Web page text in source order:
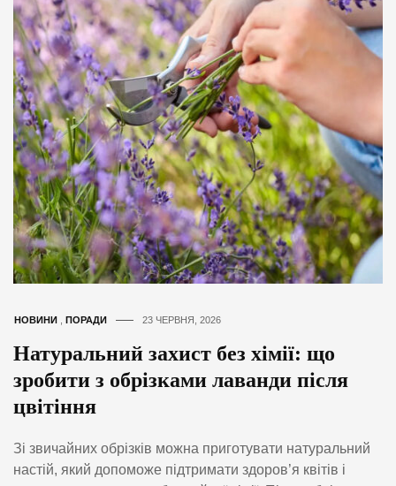
НОВИНИ ПОРАДИ 23 ЧЕРВНЯ, 2026
Натуральний захист без хімії: що
зробити з обрізками лаванди після
цвітіння
Зі звичайних обрізків можна приготувати натуральний
настій, який допоможе підтримати здоров’я квітів і